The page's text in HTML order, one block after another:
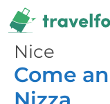
Vai
al
contenuto
Nice
Come